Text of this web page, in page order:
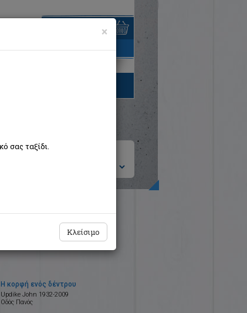
είναι άδειο
Η κορφή ενός δέντρου
Updike John 1932-2009
Οδός Πανός
×
σας ταξίδι.
Κλείσιμο